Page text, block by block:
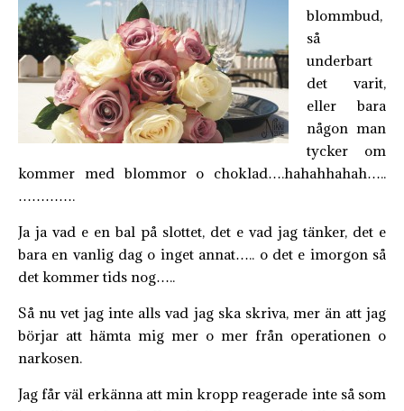
blommbud,
så
underbart
det varit,
eller bara
någon man
tycker om
kommer med blommor o choklad….hahahhahah…..
………….
Ja ja vad e en bal på slottet, det e vad jag tänker, det e
bara en vanlig dag o inget annat….. o det e imorgon så
det kommer tids nog…..
Så nu vet jag inte alls vad jag ska skriva, mer än att jag
börjar att hämta mig mer o mer från operationen o
narkosen.
Jag får väl erkänna att min kropp reagerade inte så som